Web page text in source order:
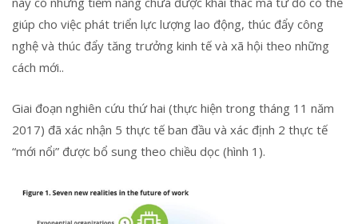
giúp cho việc phát triển lực lượng lao động, thúc đẩy công
nghệ và thúc đẩy tăng trưởng kinh tế và xã hội theo những
cách mới..
Giai đoạn nghiên cứu thứ hai (thực hiện trong tháng 11 năm
2017) đã xác nhận 5 thực tế ban đầu và xác định 2 thực tế
“mới nổi” được bổ sung theo chiều dọc (hình 1).